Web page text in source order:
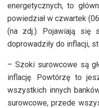
energetycznych, to
powiedział w czwartek
(na zdj.). Pojawiają się
doprowadziły do inflacji,
– Szoki surowcowe są
inflację. Powtórzę to
wszystkich innych
surowcowe, przede